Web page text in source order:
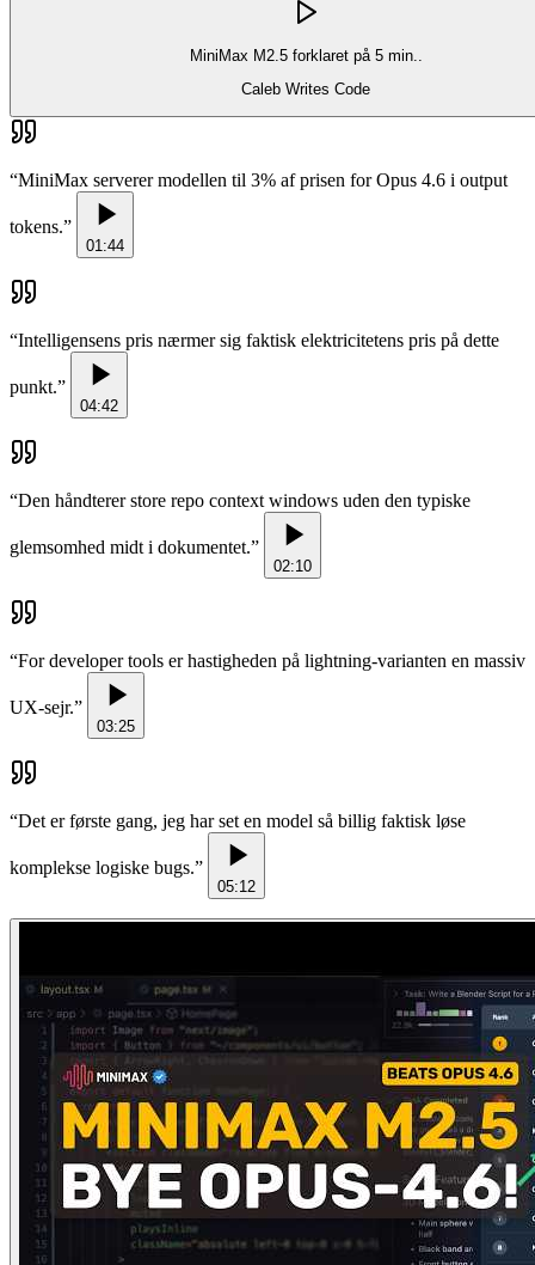
MiniMax M2.5 forklaret på 5 min..
Caleb Writes Code
“MiniMax serverer modellen til 3% af prisen for Opus 4.6 i output
tokens.”
01:44
“Intelligensens pris nærmer sig faktisk elektricitetens pris på dette
punkt.”
04:42
“Den håndterer store repo context windows uden den typiske
glemsomhed midt i dokumentet.”
02:10
“For developer tools er hastigheden på lightning-varianten en massiv
UX-sejr.”
03:25
“Det er første gang, jeg har set en model så billig faktisk løse
komplekse logiske bugs.”
05:12